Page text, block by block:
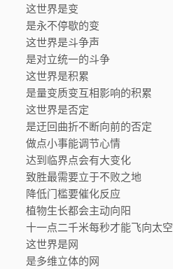
这世界是变
是永不停歇的变
这世界是斗争声
是对立统一的斗争
这世界是积累
是量变质变互相影响的积累
这世界是否定
是迂回曲折不断向前的否定
做点小事能调节心情
达到临界点会有大变化
致胜最需要立于不败之地
降低门槛要催化反应
植物生长都会主动向阳
十一点二千米每秒才能飞向太空
这世界是网
是多维立体的网